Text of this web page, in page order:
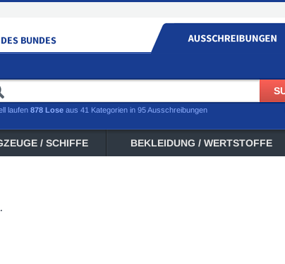
laufen 878 Lose aus 41 Kategorien in 95 Ausschreibungen
/ SCHIFFE BEKLEIDUNG / WERTSTOFFE